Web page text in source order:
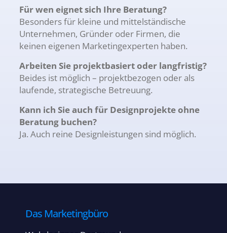
Für wen eignet sich Ihre Beratung?
Besonders für kleine und mittelständische
Unternehmen, Gründer oder Firmen, die
keinen eigenen Marketingexperten haben.
Arbeiten Sie projektbasiert oder langfristig?
Beides ist möglich – projektbezogen oder als
laufende, strategische Betreuung.
Kann ich Sie auch für Designprojekte ohne
Beratung buchen?
Ja. Auch reine Designleistungen sind möglich.
Das Marketingbüro